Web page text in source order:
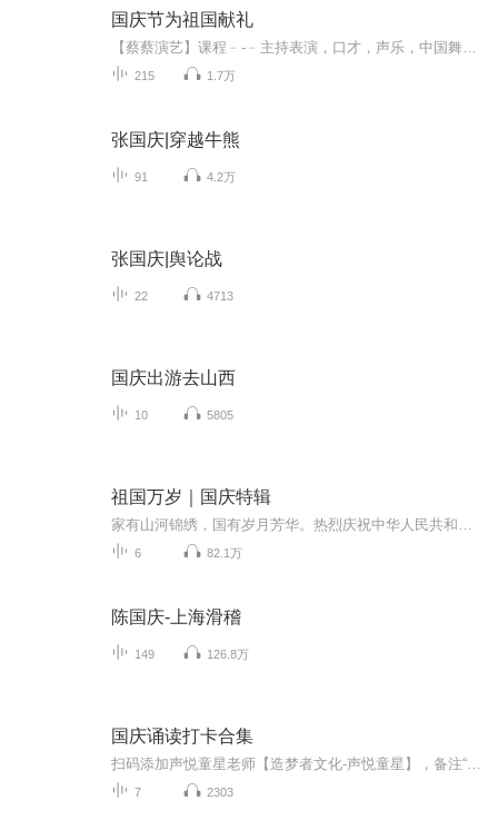
国庆节为祖国献礼
215 1.7万
张国庆|穿越牛熊
91 4.2万
张国庆|舆论战
22 4713
国庆出游去山西
10 5805
祖国万岁｜国庆特辑
6 82.1万
陈国庆-上海滑稽
149 126.8万
国庆诵读打卡合集
7 2303